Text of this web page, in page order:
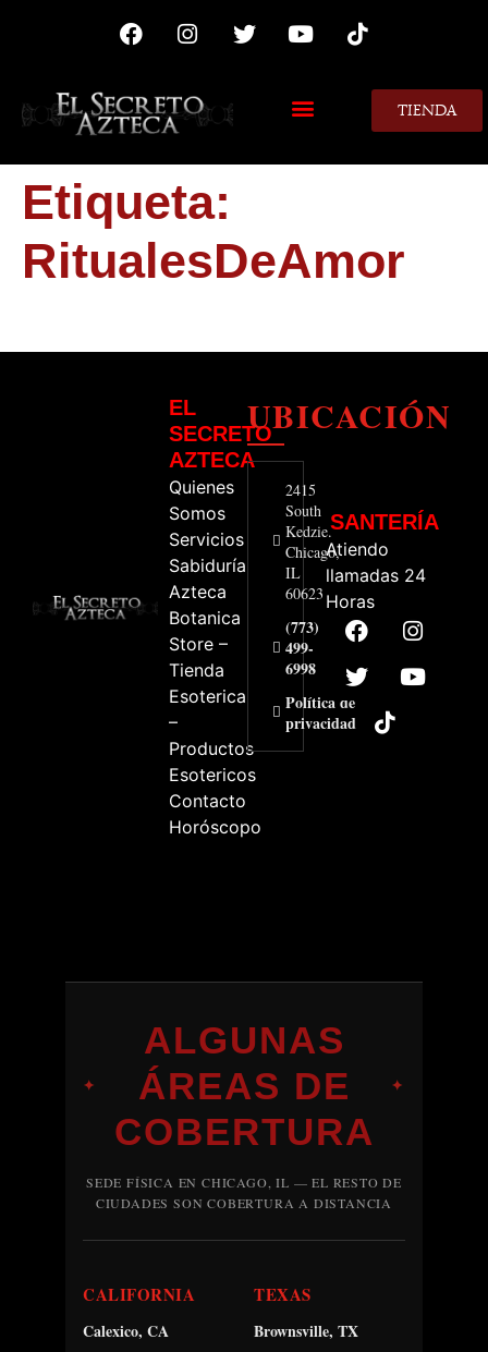
TIENDA
Etiqueta:
RitualesDeAmor
EL
SECRETO
AZTECA
Quienes
Somos
Servicios
Sabiduría
Azteca
Botanica
Store –
Tienda
Esoterica
–
Productos
Esotericos
Contacto
Horóscopo
UBICACIÓN
2415
South
Kedzie.
Chicago,
IL
60623
(773)
499-
6998
Política de
privacidad
SANTERÍA
Atiendo
llamadas 24
Horas
✦
ALGUNAS
ÁREAS DE
COBERTURA
✦
SEDE FÍSICA EN CHICAGO, IL — EL RESTO DE
CIUDADES SON COBERTURA A DISTANCIA
CALIFORNIA
Calexico, CA
TEXAS
Brownsville, TX